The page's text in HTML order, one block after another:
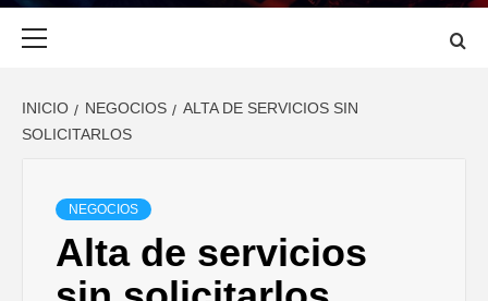
INICIO NEGOCIOS
ALTA DE SERVICIOS SIN
SOLICITARLOS
NEGOCIOS
Alta de servicios